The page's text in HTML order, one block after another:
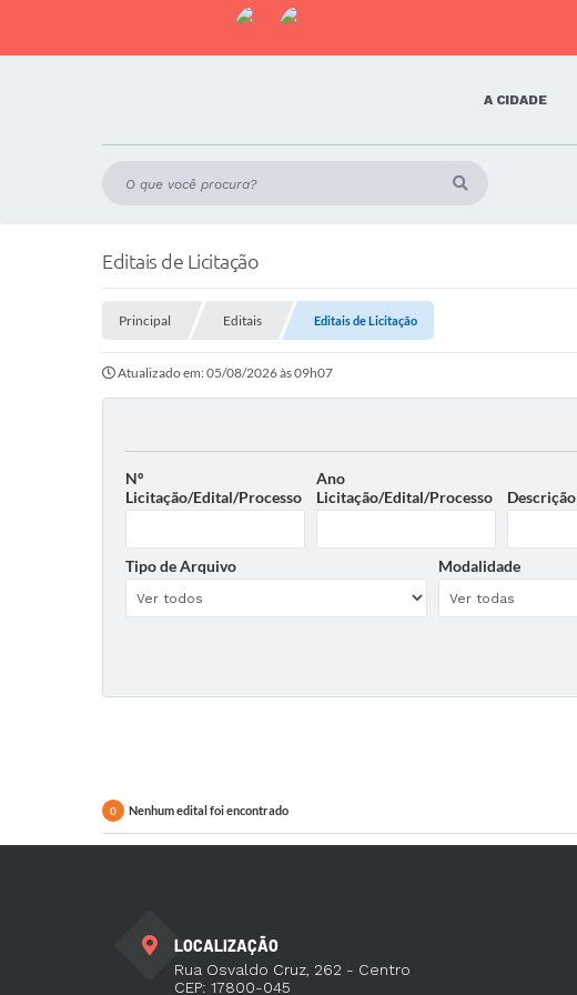
A CIDADE
Editais de Licitação
Principal Editais Editais de Licitação
Atualizado em: 05/08/2026 às 09h07
Nº
Licitação/Edital/Processo
Ano
Licitação/Edital/Processo
Descrição
Tipo de Arquivo Modalidade
0 Nenhum edital foi encontrado
LOCALIZAÇÃO
Rua Osvaldo Cruz, 262 - Centro
CEP: 17800-045